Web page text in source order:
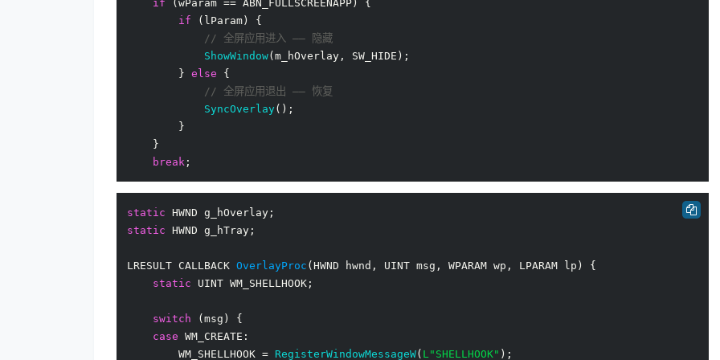
if (wParam == ABN_FULLSCREENAPP) {
if (lParam) {
// 全屏应用进入 —— 隐藏
ShowWindow(m_hOverlay, SW_HIDE);
        }
else {
// 全屏应用退出 —— 恢复
SyncOverlay();
        }
    }
break
static
static HWND g_hTray;
LRESULT CALLBACK OverlayProc(HWND hwnd, UINT msg, WPARAM wp, LPARAM lp)
{
static UINT WM_SHELLHOOK;
switch (msg) {
case WM_CREATE:
        WM_SHELLHOOK =
RegisterWindowMessageW(L"SHELLHOOK" );